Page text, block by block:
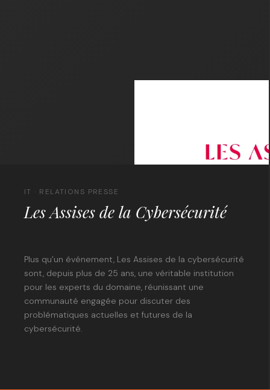
IT · RELATIONS PRESSE
Les Assises de la Cybersécurité
Plus qu’un événement, Les Assises de la cybersécurité
sont, depuis plus de 25 ans, une véritable institution
pour les experts du domaine, réunissant une
communauté engagée pour discuter des
problématiques actuelles et futures de la
cybersécurité.